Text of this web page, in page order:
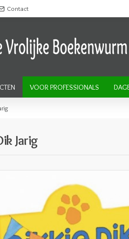
Contact
VOOR PROFESSIONALS
Jarig